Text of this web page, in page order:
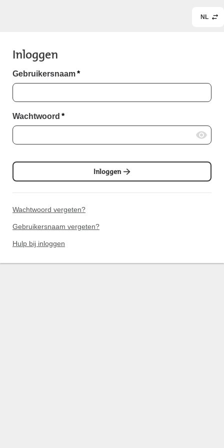
NL
Inloggen
Gebruikersnaam*
Wachtwoord *
Inloggen
Wachtwoord vergeten?
Gebruikersnaam vergeten?
Hulp bij inloggen